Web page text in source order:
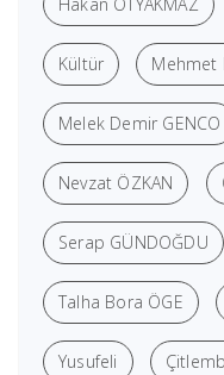
Kültür Mehmet
Melek Demir GENCO
Nevzat ÖZKAN
Serap GÜNDOĞDU
Talha Bora ÖGE
Yusufeli